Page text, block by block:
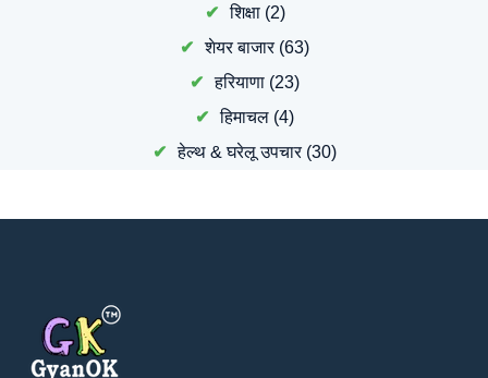
शिक्षा(2)
शेयर बाजार(63)
हरियाणा (23)
हिमाचल (4)
हेल्थ & घरेलू उपचार(30)